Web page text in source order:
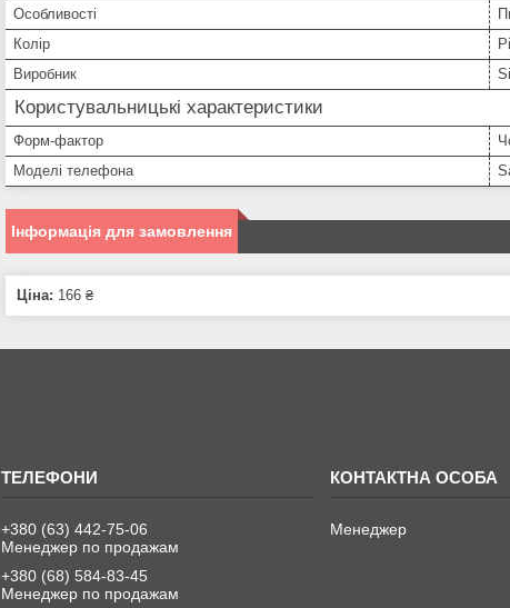
Особливості
Колір
Виробник
Користувальницькі характеристики
Форм-фактор
Моделі телефона
Інформація для замовлення
Ціна: 166 ₴
+380 (63) 442-75-06
Менеджер по продажам
+380 (68) 584-83-45
Менеджер по продажам
Менеджер